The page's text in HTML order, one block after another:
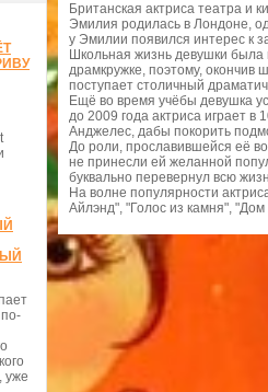
уже
Британская актриса театра и
Эмилия родилась в Лондоне,
у Эмилии появился интерес к
Школьная жизнь девушки
драмкружке, поэтому, окончив
поступает столичный
Ещё во время учёбы девушка
до 2009 года актриса играет в
Анджелес, дабы покорить
До роли, прославившейся её
не принесли ей желанной
буквально перевернул всю
На волне популярности
Айлэнд", "Голос из камня", "Дом